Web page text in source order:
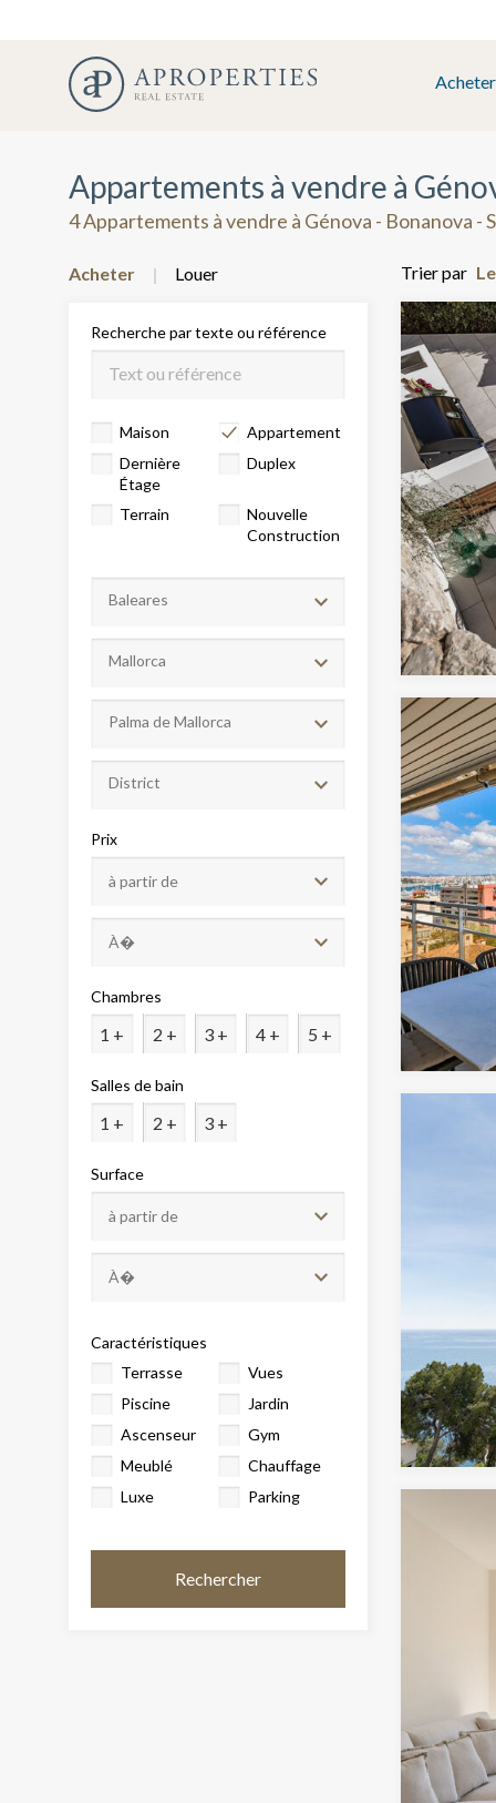
Acheter
Appartements à vendre à
4 Appartements à vendre à Génova - Bonanova -
Acheter Louer
Recherche par texte ou référence
Maison
Appartement
Dernière
Étage
Duplex
Terrain
Nouvelle
Construction
Baleares
Mallorca
Palma de Mallorca
District
Prix
Chambres
1 + 2 + 3 + 4 + 5 +
Salles de bain
1 + 2 + 3 +
Surface
Caractéristiques
Terrasse
Vues
Piscine
Jardin
Ascenseur
Gym
Meublé
Chauffage
Luxe
Parking
Rechercher
Trier par
Ce site
telle
Ils
Ces
site